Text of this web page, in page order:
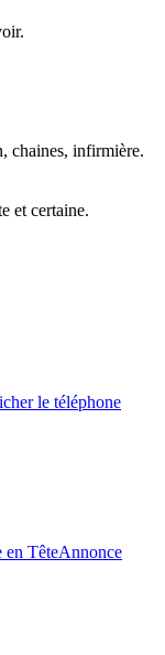
chaines, infirmière.
et certaine.
le téléphone
en TêteAnnonce